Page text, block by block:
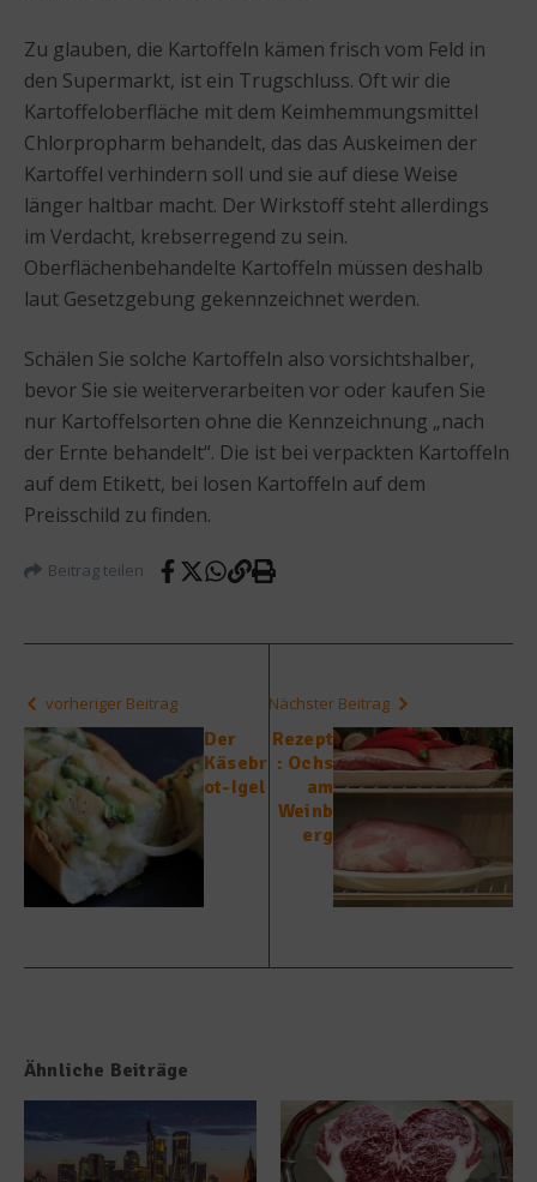
Zu glauben, die Kartoffeln kämen frisch vom Feld in
den Supermarkt, ist ein Trugschluss. Oft wir die
Kartoffeloberfläche mit dem Keimhemmungsmittel
Chlorpropharm behandelt, das das Auskeimen der
Kartoffel verhindern soll und sie auf diese Weise
länger haltbar macht. Der Wirkstoff steht allerdings
im Verdacht, krebserregend zu sein.
Oberflächenbehandelte Kartoffeln müssen deshalb
laut Gesetzgebung gekennzeichnet werden.
Schälen Sie solche Kartoffeln also vorsichtshalber,
bevor Sie sie weiterverarbeiten vor oder kaufen Sie
nur Kartoffelsorten ohne die Kennzeichnung „nach
der Ernte behandelt“. Die ist bei verpackten Kartoffeln
auf dem Etikett, bei losen Kartoffeln auf dem
Preisschild zu finden.
Beitrag teilen
vorheriger Beitrag
Der
Käsebr
ot-Igel
Nächster Beitrag
Rezept
: Ochs
am
Weinb
erg
Ähnliche Beiträge